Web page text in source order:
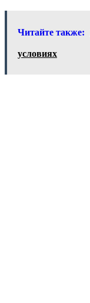
Читайте также:
условиях